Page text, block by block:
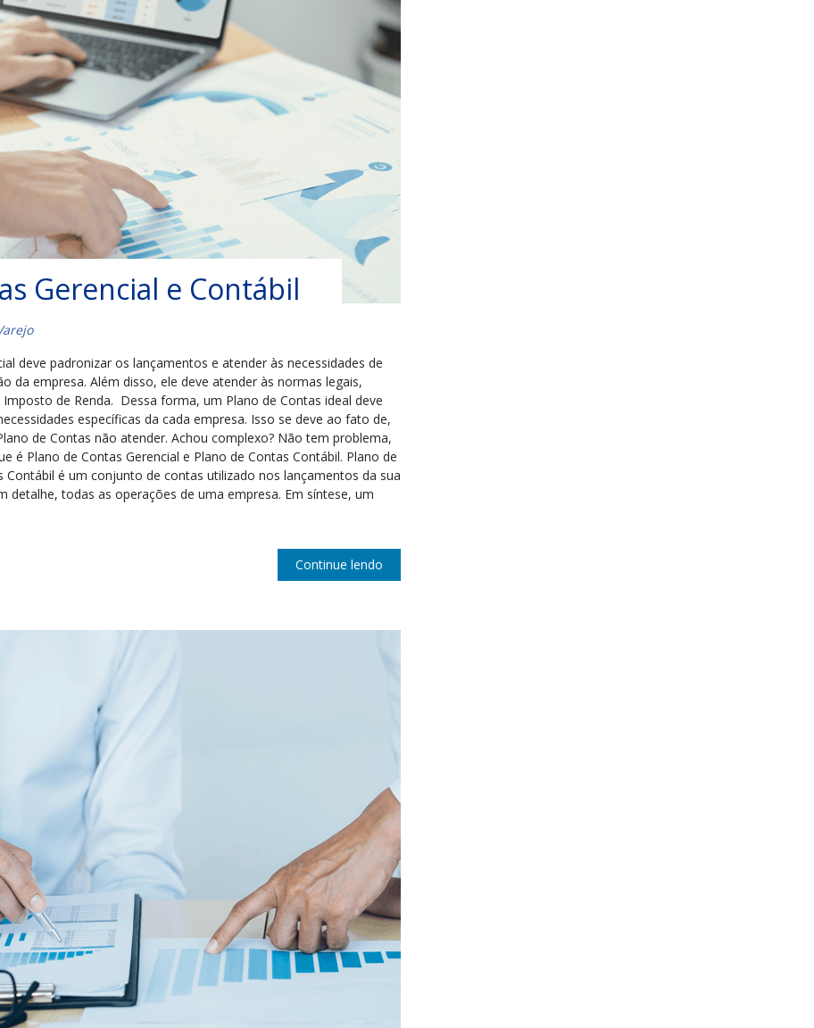
Gerencial e Contábil
deve padronizar os lançamentos e atender às necessidades de
da empresa. Além disso, ele deve atender às normas legais,
de Renda. Dessa forma, um Plano de Contas ideal deve
específicas da cada empresa. Isso se deve ao fato de,
de Contas não atender. Achou complexo? Não tem problema,
é Plano de Contas Gerencial e Plano de Contas Contábil. Plano de
Contábil é um conjunto de contas utilizado nos lançamentos da sua
detalhe, todas as operações de uma empresa. Em síntese, um
Continue lendo